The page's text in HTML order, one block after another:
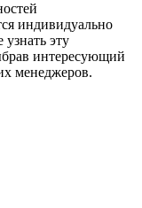
индивидуально
эту
интересующий
менеджеров.